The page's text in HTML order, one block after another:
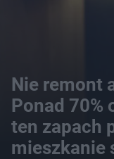
Nie remont
Ponad 70%
ten zapach
mieszkanie